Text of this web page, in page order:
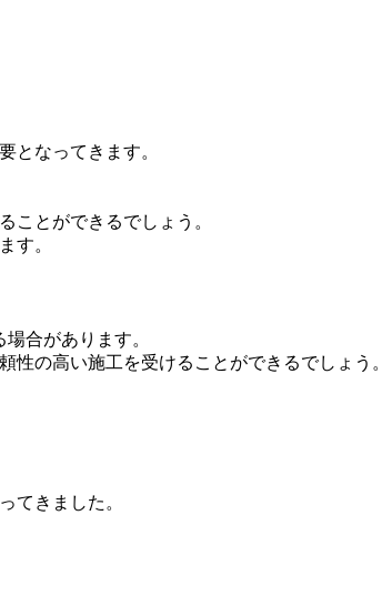
となってきます。
ことができるでしょう。
す。
合があります。
の高い施工を受けることができるでしょう。
てきました。